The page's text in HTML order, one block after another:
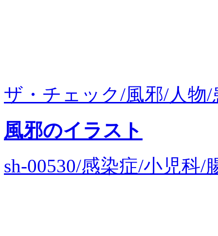
ザ・チェック/風邪/人物
風邪のイラスト
sh-00530/感染症/小児科